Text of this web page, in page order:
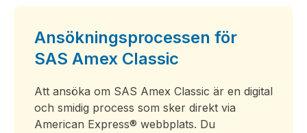
Ansökningsprocessen för
SAS Amex Classic
Att ansöka om SAS Amex Classic är en digital
och smidig process som sker direkt via
American Express® webbplats. Du